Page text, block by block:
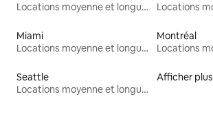
Locations moyenne et longue durée
Miami
Locations moyenne et longue durée
Montréal
Seattle
Locations moyenne et longue durée
Afficher plus